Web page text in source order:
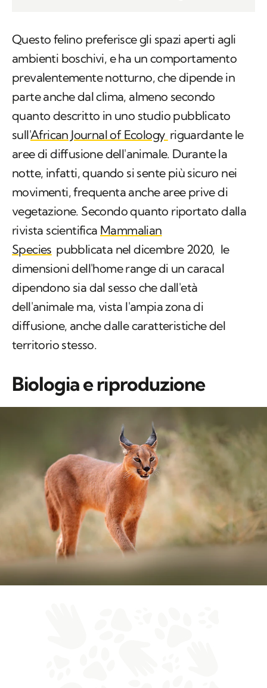
parte anche dal clima, almeno secondo
quanto descritto in uno studio pubblicato
sull'
African Journal of Ecology
riguardante le
aree di diffusione dell'animale. Durante la
notte, infatti, quando si sente più sicuro nei
movimenti, frequenta anche aree prive di
vegetazione. Secondo quanto riportato dalla
rivista scientifica Mammalian
Species
pubblicata nel dicembre 2020, le
dimensioni dell' home range
di un caracal
dipendono sia dal sesso che dall'età
dell'animale ma, vista l'ampia zona di
diffusione, anche dalle caratteristiche del
territorio stesso.
Biologia e riproduzione